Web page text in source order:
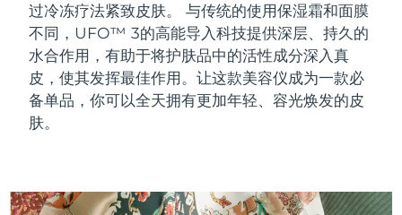
过冷冻疗法紧致皮肤。
与传统的使用保湿霜和面膜
不同，UFO™ 3的高能导入科技提供深层、持久的
水合作用，有助于将护肤品中的活性成分深入真
皮，使其发挥最佳作用。让这款美容仪成为一款必
备单品，你可以全天拥有更加年轻、容光焕发的皮
肤。
LUNA™ 4 Plus
Massage, LED heating
BEAR™ 2 go
Microcurrent toning on-the-go
补水保湿
UFO™ 3 套装
Deep facial hydration
device
口腔护理
issa™ 4
Hybrid silicone sonic toothbrush
FAQ™ 抗老护理
抗老 LED治疗
波斯尼亚和黑塞哥维那 预计送达日期8/13/26
文莱 预计送达日期8/15/26
保加利亚 预计送达日期8/10/26